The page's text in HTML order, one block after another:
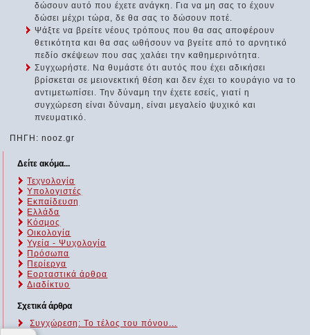
δώσουν αυτό που έχετε ανάγκη. Για να μη σας το έχουν
δώσει μέχρι τώρα, δε θα σας το δώσουν ποτέ.
Ψάξτε να βρείτε νέους τρόπους που θα σας αποφέρουν
θετικότητα και θα σας ωθήσουν να βγείτε από το αρνητικό
πεδίο σκέψεων που σας χαλάει την καθημερινότητα.
Συγχωρήστε. Να θυμάστε ότι αυτός που έχει αδικήσει
βρίσκεται σε μειονεκτική θέση και δεν έχει το κουράγιο να το
αντιμετωπίσει. Την δύναμη την έχετε εσείς, γιατί η
συγχώρεση είναι δύναμη, είναι μεγαλείο ψυχικό και
πνευματικό.
ΠΗΓΗ: nooz.gr
Δείτε ακόμα...
Τεχνολογία
Υπολογιστές
Εκπαίδευση
Ελλάδα
Κόσμος
Οικολογία
Υγεία - Ψυχολογία
Πρόσωπα
Περίεργα
Εορταστικά άρθρα
Διαδίκτυο
Σχετικά άρθρα
Συγχώρεση: Το τέλος του πόνου...